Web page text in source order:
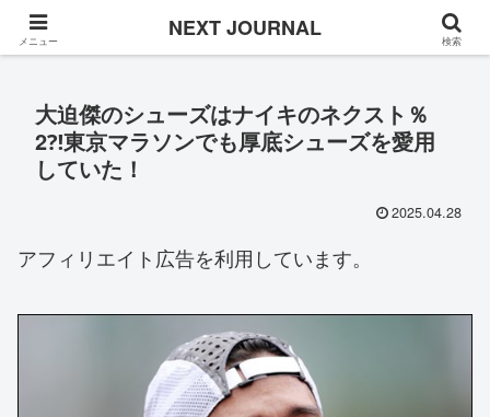
Once in a while
大迫傑のシューズはナイキのネクスト％
2⁈東京マラソンでも厚底シューズを愛用
していた！
2025.04.28
アフィリエイト広告を利用しています。
メニュー NEXT JOURNAL 検索